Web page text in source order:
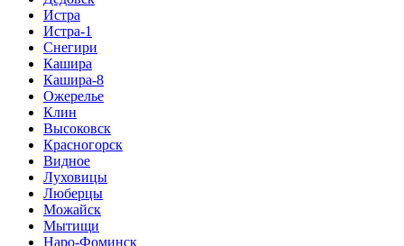
Истра
Истра-1
Снегири
Кашира
Кашира-8
Ожерелье
Клин
Высоковск
Красногорск
Видное
Луховицы
Люберцы
Можайск
Мытищи
Наро-Фоминск